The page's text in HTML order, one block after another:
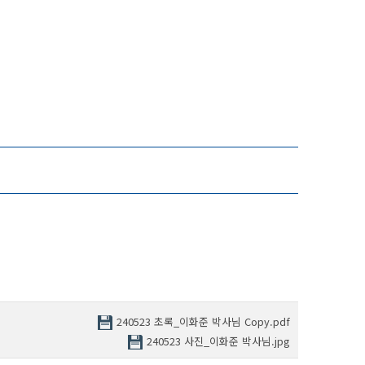
240523 초록_이화준 박사님 Copy.pdf
240523 사진_이화준 박사님.jpg